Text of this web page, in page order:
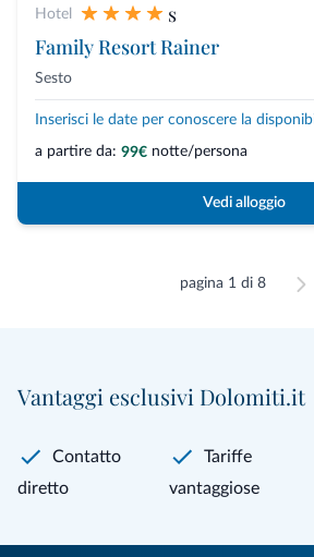
Hotel
s
Family Resort Rainer
Sesto
Inserisci le date per conoscere la
a partire da: 99€ notte/persona
Vedi alloggio
pagina 1 di 8
Vantaggi esclusivi Dolomiti.it
Contatto
diretto
Tariffe
vantaggiose